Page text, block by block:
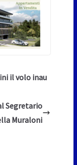
il volo inau
Segretario
Muraloni